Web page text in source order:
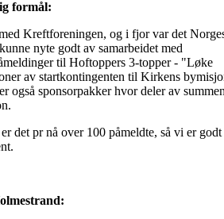
formål:
Kreftforeningen, og i fjor var det
nyte godt av samarbeidet med
til Hoftoppers 3-topper - "Løke
av startkontingenten til Kirkens
også sponsorpakker hvor deler av
det pr nå over 100 påmeldte, så vi er